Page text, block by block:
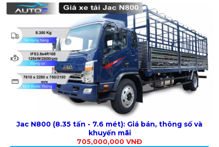
Jac N800 (8.35 tấn - 7.6 mét): Giá bán, thông số và
khuyến mãi
705,000,000 VNĐ